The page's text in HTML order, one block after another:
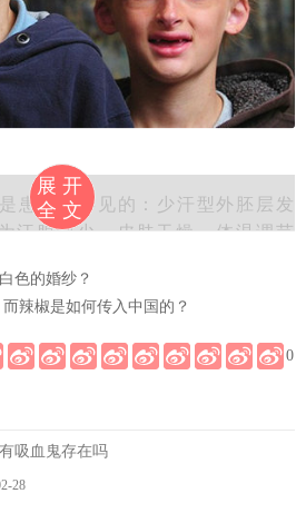
患上了罕见的：少汗型外胚层发
汗腺缺少、皮肤干燥，体温调节
形成了酷似电影里吸血鬼的特
要多发于男性，一般寿命不长。
展开
全文
色的婚纱？
辣椒是如何传入中国的？
0
吸血鬼存在吗
28